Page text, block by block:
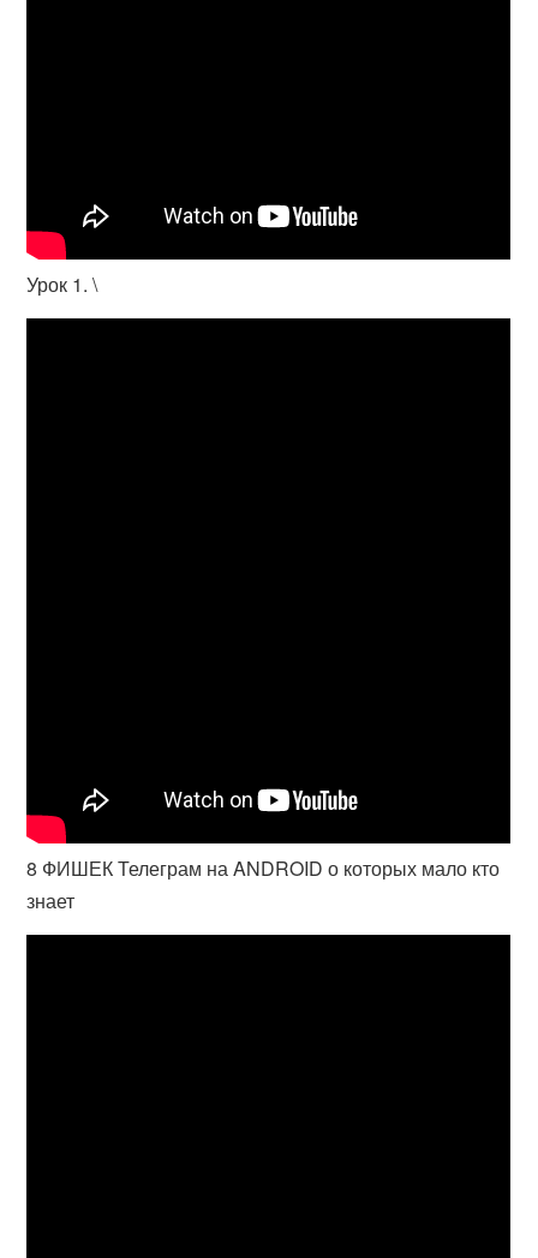
Урок 1. \
8 ФИШЕК Телеграм на ANDROID о которых мало кто
знает